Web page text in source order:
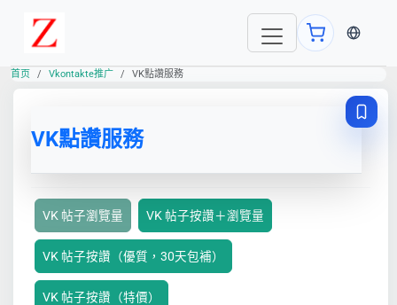
当前语
首页 Vkontakte推广 VK點讚服務
VK點讚服務
VK 帖子瀏覽量 VK 帖子按讚＋瀏覽量
VK 帖子按讚（優質，30天包補）
VK 帖子按讚（特價）